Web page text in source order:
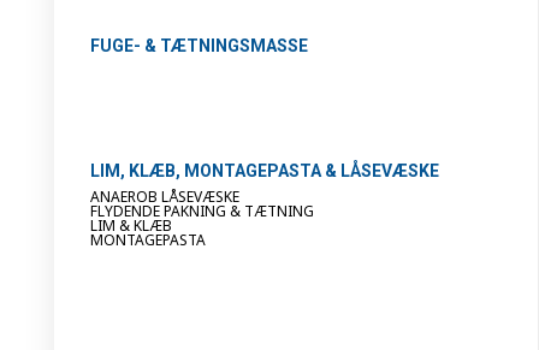
FUGE- & TÆTNINGSMASSE
LIM, KLÆB, MONTAGEPASTA & LÅSEVÆSKE
ANAEROB LÅSEVÆSKE
FLYDENDE PAKNING & TÆTNING
LIM & KLÆB
MONTAGEPASTA